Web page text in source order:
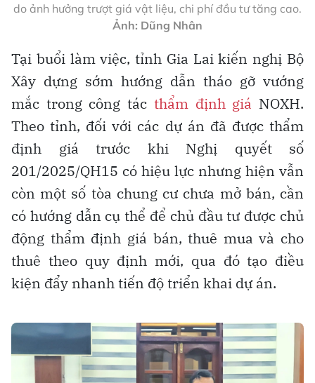
do ảnh hưởng trượt giá vật liệu, chi phí đầu tư tăng cao.
Ảnh: Dũng Nhân
Tại buổi làm việc, tỉnh Gia Lai kiến nghị Bộ
Xây dựng sớm hướng dẫn tháo gỡ vướng
mắc trong công tác thẩm định giá NOXH.
Theo tỉnh, đối với các dự án đã được thẩm
định giá trước khi Nghị quyết số
201/2025/QH15 có hiệu lực nhưng hiện vẫn
còn một số tòa chung cư chưa mở bán, cần
có hướng dẫn cụ thể để chủ đầu tư được chủ
động thẩm định giá bán, thuê mua và cho
thuê theo quy định mới, qua đó tạo điều
kiện đẩy nhanh tiến độ triển khai dự án.